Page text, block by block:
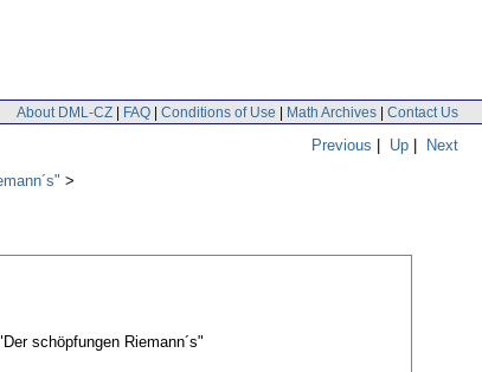
About DML-CZ | FAQ | Conditions of Use | Math Archives | Contact Us
Previous | Up | Next
schöpfungen Riemann´s"